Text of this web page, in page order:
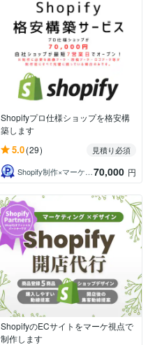
Shopifyプロ仕様ショップを格安構
築します
5.0(29)
見積り必須
Shopify制作×マーケティング ゆう 70,000 円
ShopifyのECサイトをマーケ視点で
制作します